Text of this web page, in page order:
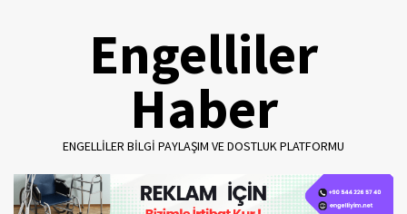
Engelliler
Haber
ENGELLILER BILGI PAYLAŞIM VE DOSTLUK PLATFORMU